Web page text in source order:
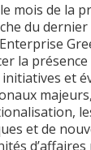
mois de la
du
la présence
initiatives et
et de
d’affaires